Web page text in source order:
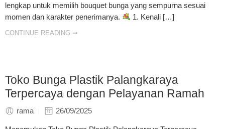
lengkap untuk memilih bouquet bunga yang sempurna sesuai
momen dan karakter penerimanya.
1. Kenali […]
CONTINUE READING ➞
Toko Bunga Plastik Palangkaraya
Terpercaya dengan Pelayanan Ramah
rama 26/09/2025